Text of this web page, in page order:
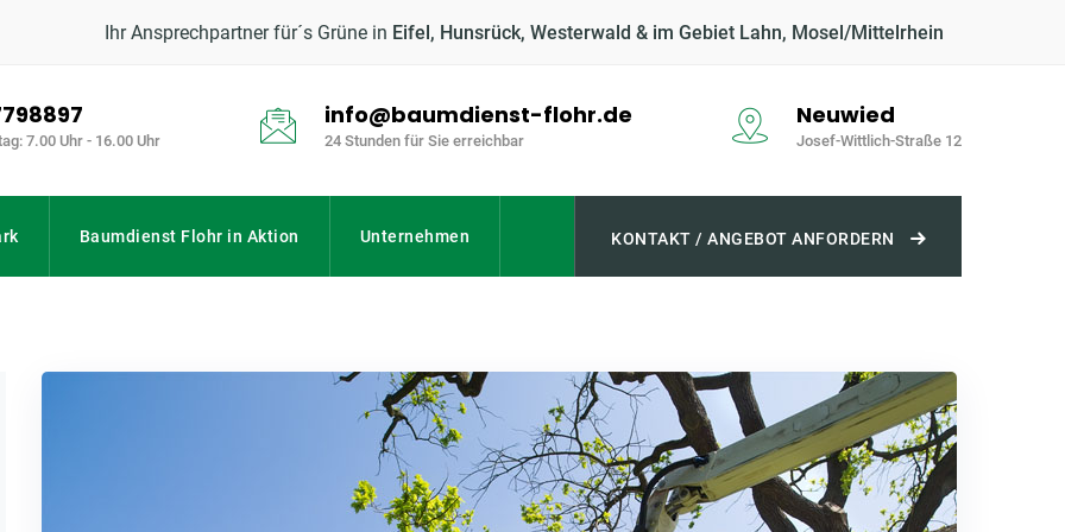
Ihr Ansprechpartner für´s Grüne in Eifel, Hunsrück, Westerwald & im Gebiet Lahn, Mosel/Mittelrhein
7.00 Uhr - 16.00 Uhr
info@baumdienst-flohr.de
24 Stunden für Sie erreichbar
Neuwied
Josef-Wittlich-Straße 12
Baumdienst Flohr in Aktion Unternehmen KONTAKT / ANGEBOT ANFORDERN